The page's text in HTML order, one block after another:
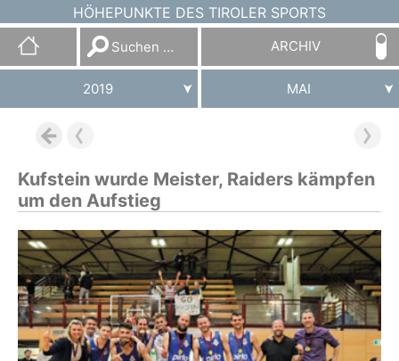
HÖHEPUNKTE DES TIROLER SPORTS
Suchen
nach:
ARCHIV
2019 MAI
Kufstein wurde Meister, Raiders kämpfen
um den Aufstieg